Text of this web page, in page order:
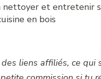
nettoyer et entretenir
en bois
liens affiliés, ce qui